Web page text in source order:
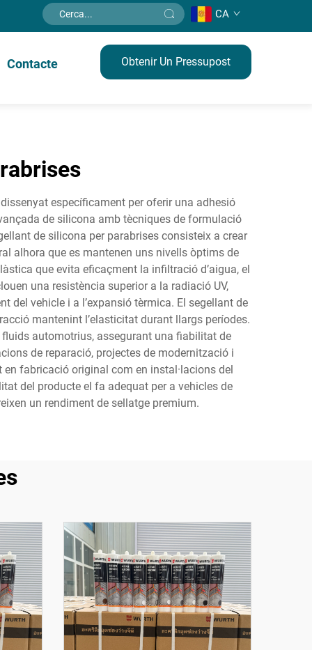
CA
Contacte Obtenir Un Pressupost
específicament per oferir una adhesió
de silicona amb tècniques de formulació
de silicona per parabrises consisteix a crear
alhora que es mantenen uns nivells òptims de
que evita eficaçment la infiltració d’aigua, el
una resistència superior a la radiació UV,
del vehicle i a l’expansió tèrmica. El segellant de
mantenint l’elasticitat durant llargs períodes.
automotrius, assegurant una fiabilitat de
de reparació, projectes de modernització i
fabricació original com en instal·lacions del
del producte el fa adequat per a vehicles de
un rendiment de sellatge premium.